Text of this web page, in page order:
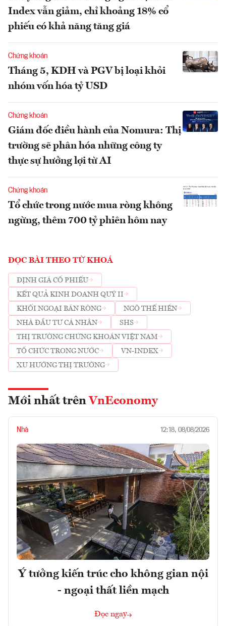
Index vẫn giảm, chỉ khoảng 18% cổ
phiếu có khả năng tăng giá
Chứng khoán
Tháng 5, KDH và PGV bị loại khỏi
nhóm vốn hóa tỷ USD
Chứng khoán
Giám đốc điều hành của Nomura: Thị
trường sẽ phân hóa những công ty
thực sự hưởng lợi từ AI
Chứng khoán
Tổ chức trong nước mua ròng không
ngừng, thêm 700 tỷ phiên hôm nay
ĐỌC BÀI THEO TỪ KHOÁ
ĐỊNH GIÁ CỔ PHIẾU
KẾT QUẢ KINH DOANH QUÝ II
KHỐI NGOẠI BÁN RÒNG
NGÔ THẾ HIỂN
NHÀ ĐẦU TƯ CÁ NHÂN
SHS
THỊ TRƯỜNG CHỨNG KHOÁN VIỆT NAM
TỔ CHỨC TRONG NƯỚC
VN-INDEX
XU HƯỚNG THỊ TRƯỜNG
Mới nhất trên VnEconomy
Nhà 12:18, 08/08/2026
Ý tưởng kiến trúc cho không gian nội
- ngoại thất liền mạch
Đọc ngay